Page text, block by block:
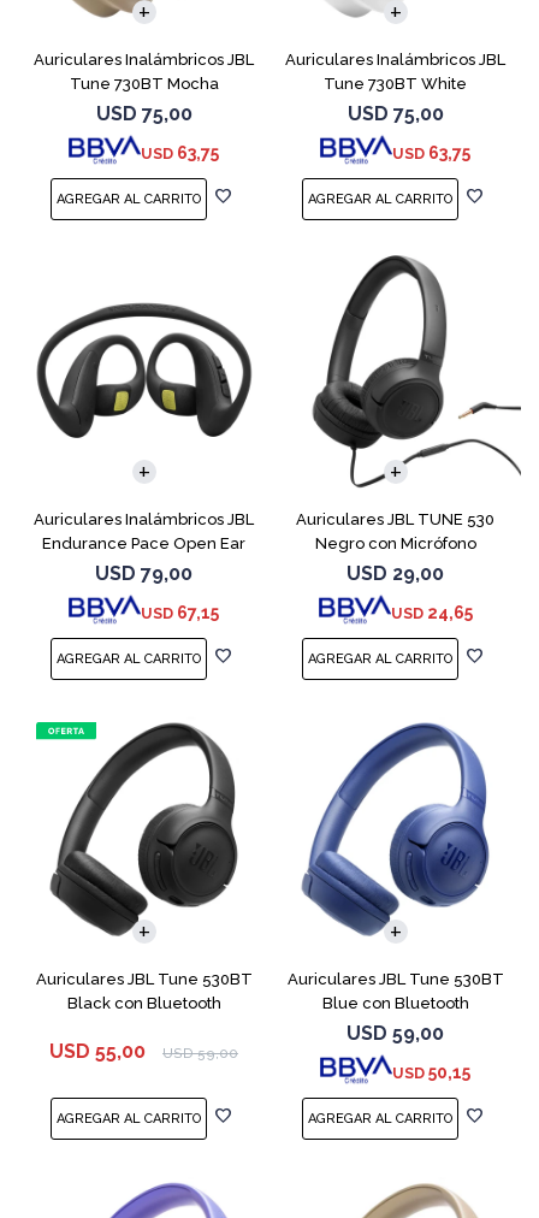
Auriculares Inalámbricos JBL
Tune 730BT Mocha
USD 75,00
USD 63,75
Auriculares Inalámbricos JBL
Tune 730BT White
USD 75,00
USD 63,75
Auriculares Inalámbricos JBL
Endurance Pace Open Ear
Negro
USD 79,00
USD 67,15
Auriculares JBL TUNE 530
Negro con Micrófono
USD 29,00
USD 24,65
Auriculares JBL Tune 530BT
Black con Bluetooth
USD 55,00 USD 59,00
Auriculares JBL Tune 530BT
Blue con Bluetooth
USD 59,00
USD 50,15